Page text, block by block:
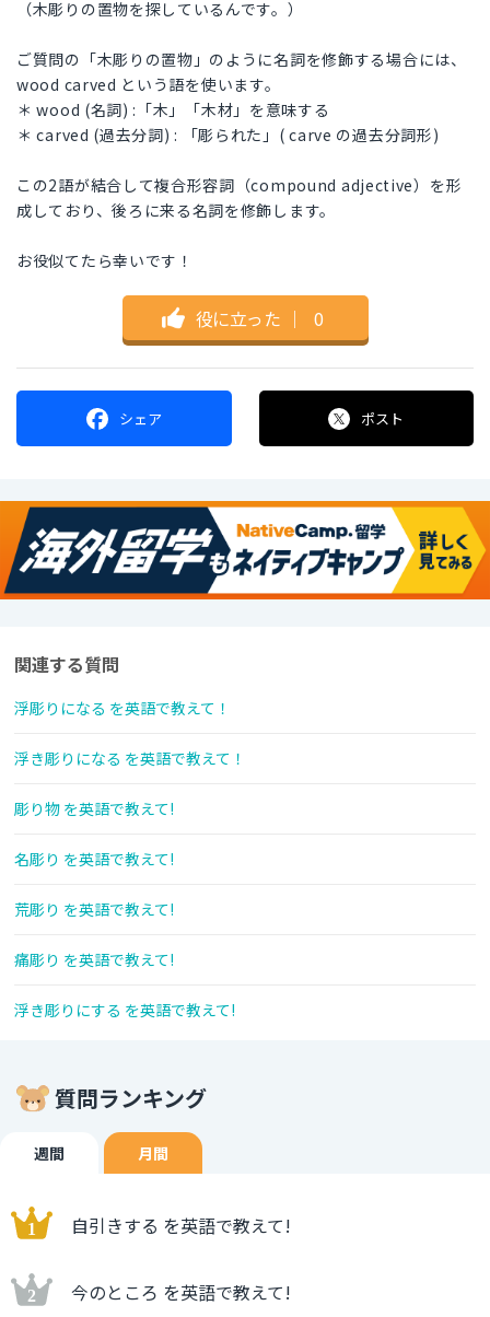
（木彫りの置物を探しているんです。）
ご質問の「木彫りの置物」のように名詞を修飾する場合には、
wood carved という語を使います。
＊ wood (名詞) :「木」「木材」を意味する
＊ carved (過去分詞) : 「彫られた」( carve の過去分詞形)
この2語が結合して複合形容詞（compound adjective）を形
成しており、後ろに来る名詞を修飾します。
お役似てたら幸いです！
役に立った ｜ 0
シェア ポスト
関連する質問
浮彫りになる を英語で教えて！
浮き彫りになる を英語で教えて！
彫り物 を英語で教えて!
名彫り を英語で教えて!
荒彫り を英語で教えて!
痛彫り を英語で教えて!
浮き彫りにする を英語で教えて!
質問ランキング
週間 月間
自引きする を英語で教えて!
今のところ を英語で教えて!